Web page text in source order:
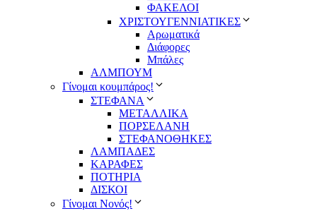
ΦΑΚΕΛΟΙ
ΧΡΙΣΤΟΥΓΕΝΝΙΑΤΙΚΕΣ
Αρωματικά
Διάφορες
Μπάλες
ΑΛΜΠΟΥΜ
Γίνομαι κουμπάρος!
ΣΤΕΦΑΝΑ
ΜΕΤΑΛΛΙΚΑ
ΠΟΡΣΕΛΑΝΗ
ΣΤΕΦΑΝΟΘΗΚΕΣ
ΛΑΜΠΑΔΕΣ
ΚΑΡΑΦΕΣ
ΠΟΤΗΡΙΑ
ΔΙΣΚΟΙ
Γίνομαι Νονός!